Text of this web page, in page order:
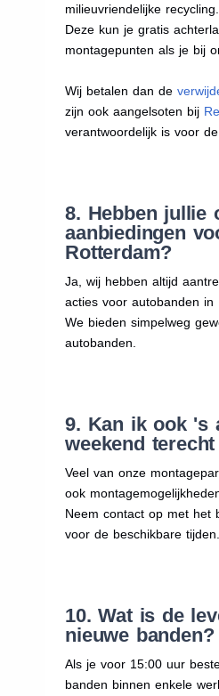
milieuvriendelijke recycling.
Deze kun je gratis
montagepunten als je bij
Wij betalen dan de
zijn ook aangelsoten bij
verantwoordelijk is voor
8. Hebben jullie
aanbiedingen
Rotterdam?
Ja, wij hebben altijd
acties voor autobanden in
We bieden simpelweg
autobanden.
9. Kan ik ook 's
weekend
Veel van onze
ook
Neem contact op met het
voor de beschikbare tijden.
10. Wat is de
nieuwe banden?
Als je voor 15:00 uur
banden binnen enkele